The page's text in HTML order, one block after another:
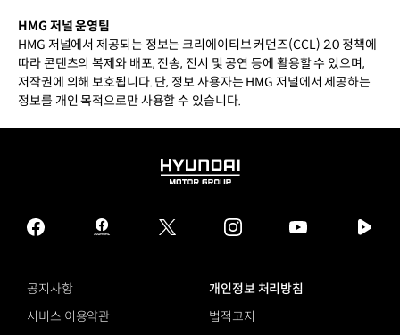
HMG 저널 운영팀
HMG 저널에서 제공되는 정보는 크리에이티브 커먼즈(CCL) 2.0 정책에
따라 콘텐츠의 복제와 배포, 전송, 전시 및 공연 등에 활용할 수 있으며,
저작권에 의해 보호됩니다. 단, 정보 사용자는 HMG 저널에서 제공하는
정보를 개인 목적으로만 사용할 수 있습니다.
HYUNDAI
GROUP
facebook
hmg
journal
twitter instagram
tv
공지사항
개인정보 처리방침
서비스 이용약관
법적고지